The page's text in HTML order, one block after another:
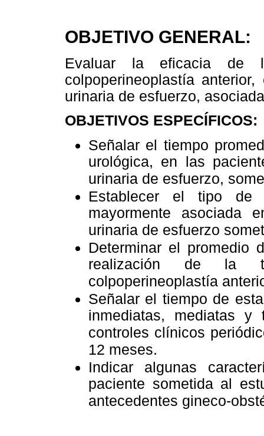
OBJETIVO GENERAL:
Evaluar la eficacia de
colpoperineoplastía
urinaria de esfuerzo,
OBJETIVOS ESPECÍFICOS:
Señalar el tiempo
urológica, en las
urinaria de esfuerzo,
Establecer el tipo de
mayormente asociada
urinaria de esfuerzo
Determinar el promedio
realización de la
colpoperineoplastía
Señalar el tiempo de
inmediatas, mediatas
controles clínicos
12 meses.
Indicar algunas
paciente sometida al
antecedentes gineco-